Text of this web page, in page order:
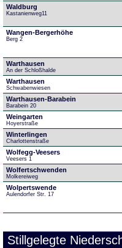
Waldburg
Kastanienweg11
Wangen-Bergerhöhe
Berg 2
Warthausen
An der Schloßhalde
Warthausen
Schwabenwiesen
Warthausen-Barabein
Barabein 20
Weingarten
Hoyerstraße
Winterlingen
Charlottenstraße
Wolfegg-Veesers
Veesers 1
Wolfertschwenden
Molkereiweg
Wolpertswende
Aulendorfer Str. 17
Stillgelegte